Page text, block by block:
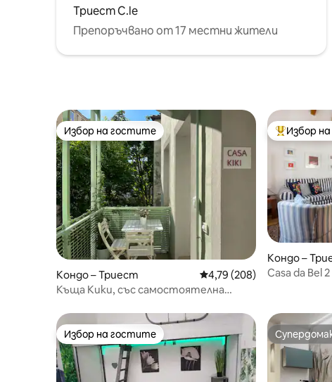
Триест C.le
Препоръчвано от 17 местни жители
Избор на гостите
Избор на гостите
Кондо – Триест Средна оценка: 4,79 от 5,
4,79 (208)
Къща Кики, със самостоятелна
Най-Избор
Кондо –
Casa da Bel 2
Избор на гостите
Избор на гостите